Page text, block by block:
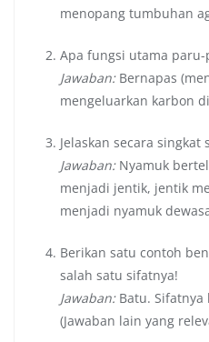
menopang tumbuhan
Apa fungsi utama
Jawaban:Bernapas
mengeluarkan karbon
Jelaskan secara
Jawaban:Nyamuk
menjadi jentik, jentik
menjadi nyamuk
Berikan satu contoh
salah satu sifatnya!
Jawaban:Batu. Sifatnya
(Jawaban lain yang